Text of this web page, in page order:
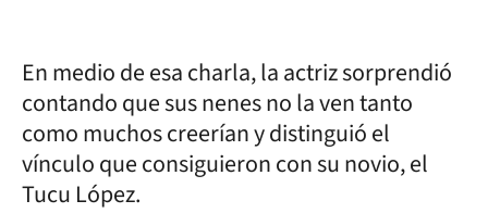
En medio de esa charla, la actriz sorprendió
contando que sus nenes no la ven tanto
como muchos creerían y distinguió el
vínculo que consiguieron con su novio, el
Tucu López.